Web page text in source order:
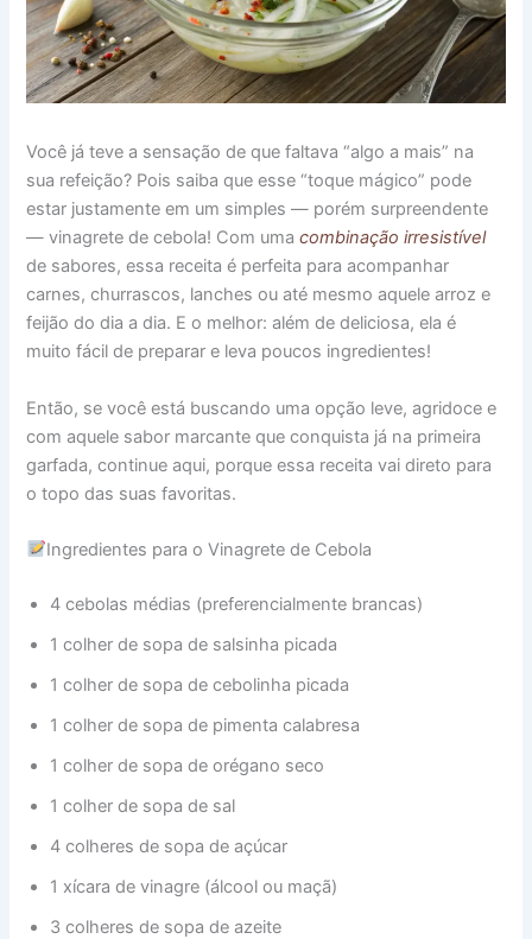
Você já teve a sensação de que faltava “algo a mais” na
sua refeição? Pois saiba que esse “toque mágico” pode
estar justamente em um simples — porém surpreendente
— vinagrete de cebola! Com umacombinação irresistível
de sabores, essa receita é perfeita para acompanhar
carnes, churrascos, lanches ou até mesmo aquele arroz e
feijão do dia a dia. E o melhor: além de deliciosa, ela é
muito fácil de preparar e leva poucos ingredientes!
Então, se você está buscando uma opção leve, agridoce e
com aquele sabor marcante que conquista já na primeira
garfada, continue aqui, porque essa receita vai direto para
o topo das suas favoritas.
Ingredientes para o Vinagrete de Cebola
4 cebolas médias (preferencialmente brancas)
1 colher de sopa de salsinha picada
1 colher de sopa de cebolinha picada
1 colher de sopa de pimenta calabresa
1 colher de sopa de orégano seco
1 colher de sopa de sal
4 colheres de sopa de açúcar
1 xícara de vinagre (álcool ou maçã)
3 colheres de sopa de azeite